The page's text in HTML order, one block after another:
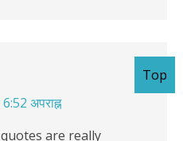
अपराह्न
are really
Top